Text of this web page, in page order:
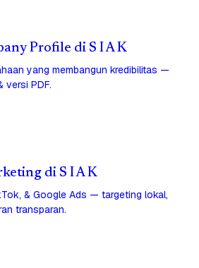
Profile di S I A K
yang membangun kredibilitas —
versi PDF.
di S I A K
& Google Ads — targeting lokal,
transparan.